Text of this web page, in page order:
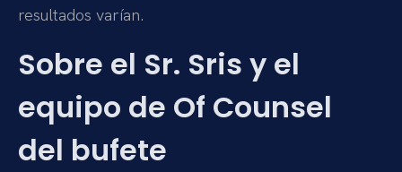
resultados varían.
Sobre el Sr. Sris y el
equipo de Of Counsel
del bufete